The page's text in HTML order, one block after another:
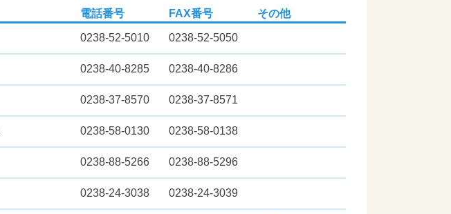
電話番号 FAX番号 その他
0238-52-5010 0238-52-5050
0238-40-8285 0238-40-8286
0238-37-8570 0238-37-8571
0238-58-0130 0238-58-0138
0238-88-5266 0238-88-5296
0238-24-3038 0238-24-3039